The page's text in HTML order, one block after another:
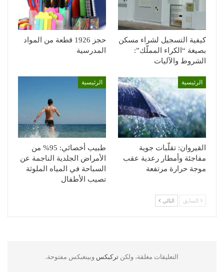
كيفية التسجيل لشراء مسكن
بصيغة “الكراء المملّك”:
الشروط والآليات
حجز 1926 قطعة من المواد
المدرسية
الرئيسية
القيروان: تقلّبات جوية
مفاجئة وأمطار رعدية عقب
موجة حرارة مرتفعة
الرئيسية
طبيب أخصائي: 95% من
الأمراض الجلدية الناجمة عن
السباحة في المياه الملوثة
تصيب الأطفال
السابق التالي
التعليقات مغلقة، ولكن تركبكس وبينغبكس مفتوحة.